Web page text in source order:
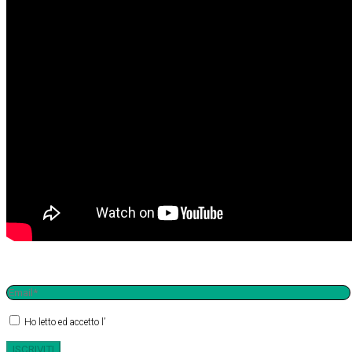
Ho letto ed accetto l’